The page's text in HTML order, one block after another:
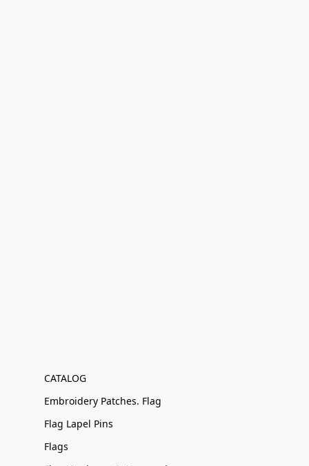
CATALOG
Embroidery Patches. Flag
Flag Lapel Pins
Flags